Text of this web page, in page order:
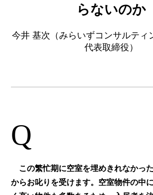
らないのか
今井 基次（みらいずコンサルテ
代表取締役）
Q
この繁忙期に空室を埋めきれなかっ
からお叱りを受けます。空室物件の中